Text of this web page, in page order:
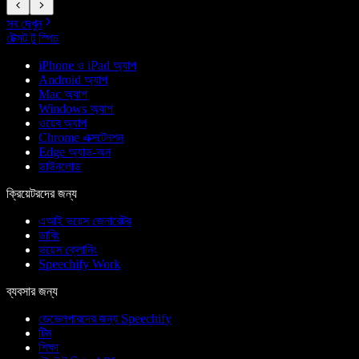
সব দেখুন
টেক্সট টু স্পিচ
iPhone ও iPad অ্যাপ
Android অ্যাপ
Mac অ্যাপ
Windows অ্যাপ
ওয়েব অ্যাপ
Chrome এক্সটেনশন
Edge অ্যাড-অন
ডাউনলোড
ক্রিয়েটরদের জন্য
এআই ভয়েস জেনারেটর
ডাবিং
ভয়েস ক্লোনিং
Speechify Work
ব্যবসার জন্য
ডেভেলপারদের জন্য Speechify
টিম
শিক্ষা